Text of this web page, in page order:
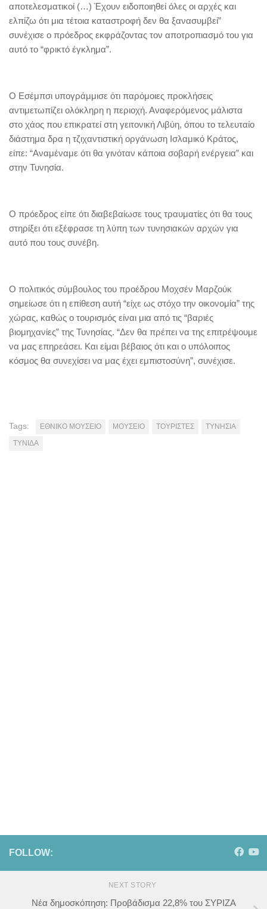
αποτελεσματικοί (…) Έχουν ειδοποιηθεί όλες οι αρχές και
ελπίζω ότι μια τέτοια καταστροφή δεν θα ξανασυμβεί”
συνέχισε ο πρόεδρος εκφράζοντας τον αποτροπιασμό του για
αυτό το “φρικτό έγκλημα”.
Ο Εσέμπσι υπογράμμισε ότι παρόμοιες προκλήσεις
αντιμετωπίζει ολόκληρη η περιοχή. Αναφερόμενος μάλιστα
στο χάος που επικρατεί στη γειτονική Λιβύη, όπου το τελευταίο
διάστημα δρα η τζιχαντιστική οργάνωση Ισλαμικό Κράτος,
είπε: “Αναμέναμε ότι θα γινόταν κάποια σοβαρή ενέργεια” και
στην Τυνησία.
Ο πρόεδρος είπε ότι διαβεβαίωσε τους τραυματίες ότι θα τους
στηρίξει ότι εξέφρασε τη λύπη των τυνησιακών αρχών για
αυτό που τους συνέβη.
Ο πολιτικός σύμβουλος του προέδρου Μοχσέν Μαρζούκ
σημείωσε ότι η επίθεση αυτή “είχε ως στόχο την οικονομία” της
χώρας, καθώς ο τουρισμός είναι μια από τις “βαριές
βιομηχανίες” της Τυνησίας. “Δεν θα πρέπει να της επιτρέψουμε
να μας επηρεάσει. Και είμαι βέβαιος ότι και ο υπόλοιπος
κόσμος θα συνεχίσει να μας έχει εμπιστοσύνη”, συνέχισε.
Tags: ΕΘΝΙΚΟ ΜΟΥΣΕΙΟ ΜΟΥΣΕΙΟ ΤΟΥΡΙΣΤΕΣ
ΤΥΝΗΣΙΑ
ΤΥΝΙΔΑ
FOLLOW:
NEXT STORY
Νέα δημοσκόπηση: Προβάδισμα 22,8% του ΣΥΡΙΖΑ